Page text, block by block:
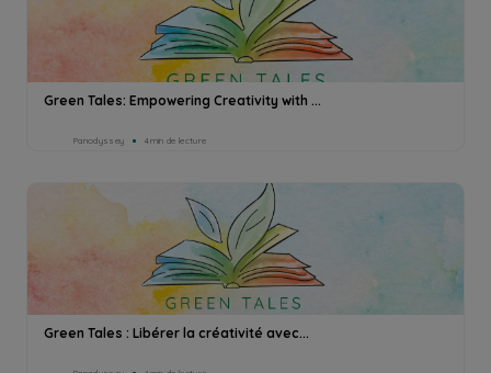
Green Tales: Empowering Creativity with ...
Panodyssey 4min de lecture
Green Tales : Libérer la créativité avec...